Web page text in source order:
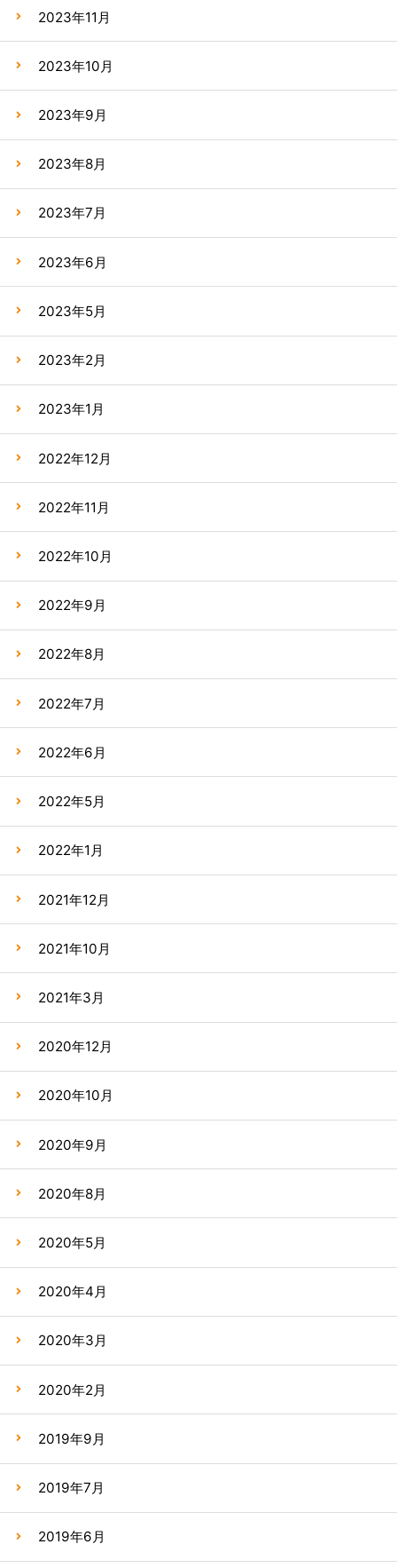
2023年11月
2023年10月
2023年9月
2023年8月
2023年7月
2023年6月
2023年5月
2023年2月
2023年1月
2022年12月
2022年11月
2022年10月
2022年9月
2022年8月
2022年7月
2022年6月
2022年5月
2022年1月
2021年12月
2021年10月
2021年3月
2020年12月
2020年10月
2020年9月
2020年8月
2020年5月
2020年4月
2020年3月
2020年2月
2019年9月
2019年7月
2019年6月